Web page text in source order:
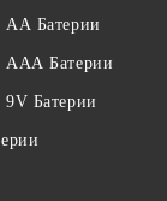
АА Батерии
ААА Батерии
Батерии